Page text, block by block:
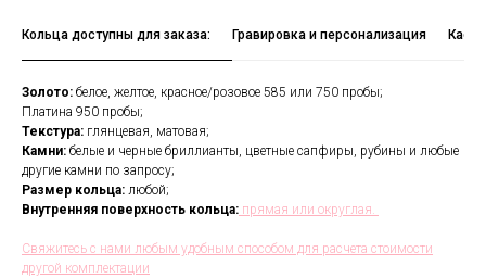
Кольца доступны для заказа: Гравировка и персонализация
Золото: белое, желтое, красное/розовое 585 или 750 пробы;
Платина 950 пробы;
Текстура: глянцевая, матовая;
Камни: белые и черные бриллианты, цветные сапфиры, рубины и любые
другие камни по запросу;
Размер кольца: любой;
Внутренняя поверхность кольца: прямая или округлая.
Свяжитесь с нами любым удобным способом для расчета стоимости
другой комплектации
В течении всего срока службы
обручальных колец, мы будем
полировать и чистить их - бесплатно.
Проверка закрепки камней,
размера, восстановление
покрытия и другие услуги.